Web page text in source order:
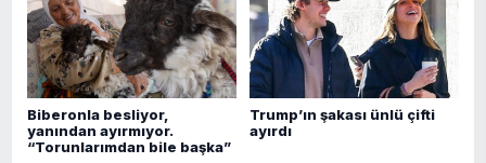
Biberonla besliyor,
yanından ayırmıyor.
“Torunlarımdan bile başka”
Trump’ın şakası ünlü çifti
ayırdı